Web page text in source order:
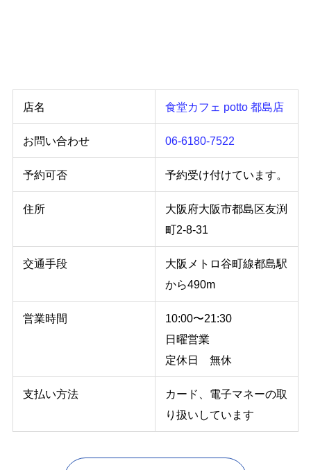
店名 食堂カフェ potto 都島店
お問い合わせ 06-6180-7522
予約可否 予約受け付けています。
住所
大阪府大阪市都島区友渕
町2-8-31
交通手段
大阪メトロ谷町線都島駅
から490m
営業時間
10:00〜21:30
日曜営業
定休日 無休
支払い方法
カード、電子マネーの取
り扱いしています